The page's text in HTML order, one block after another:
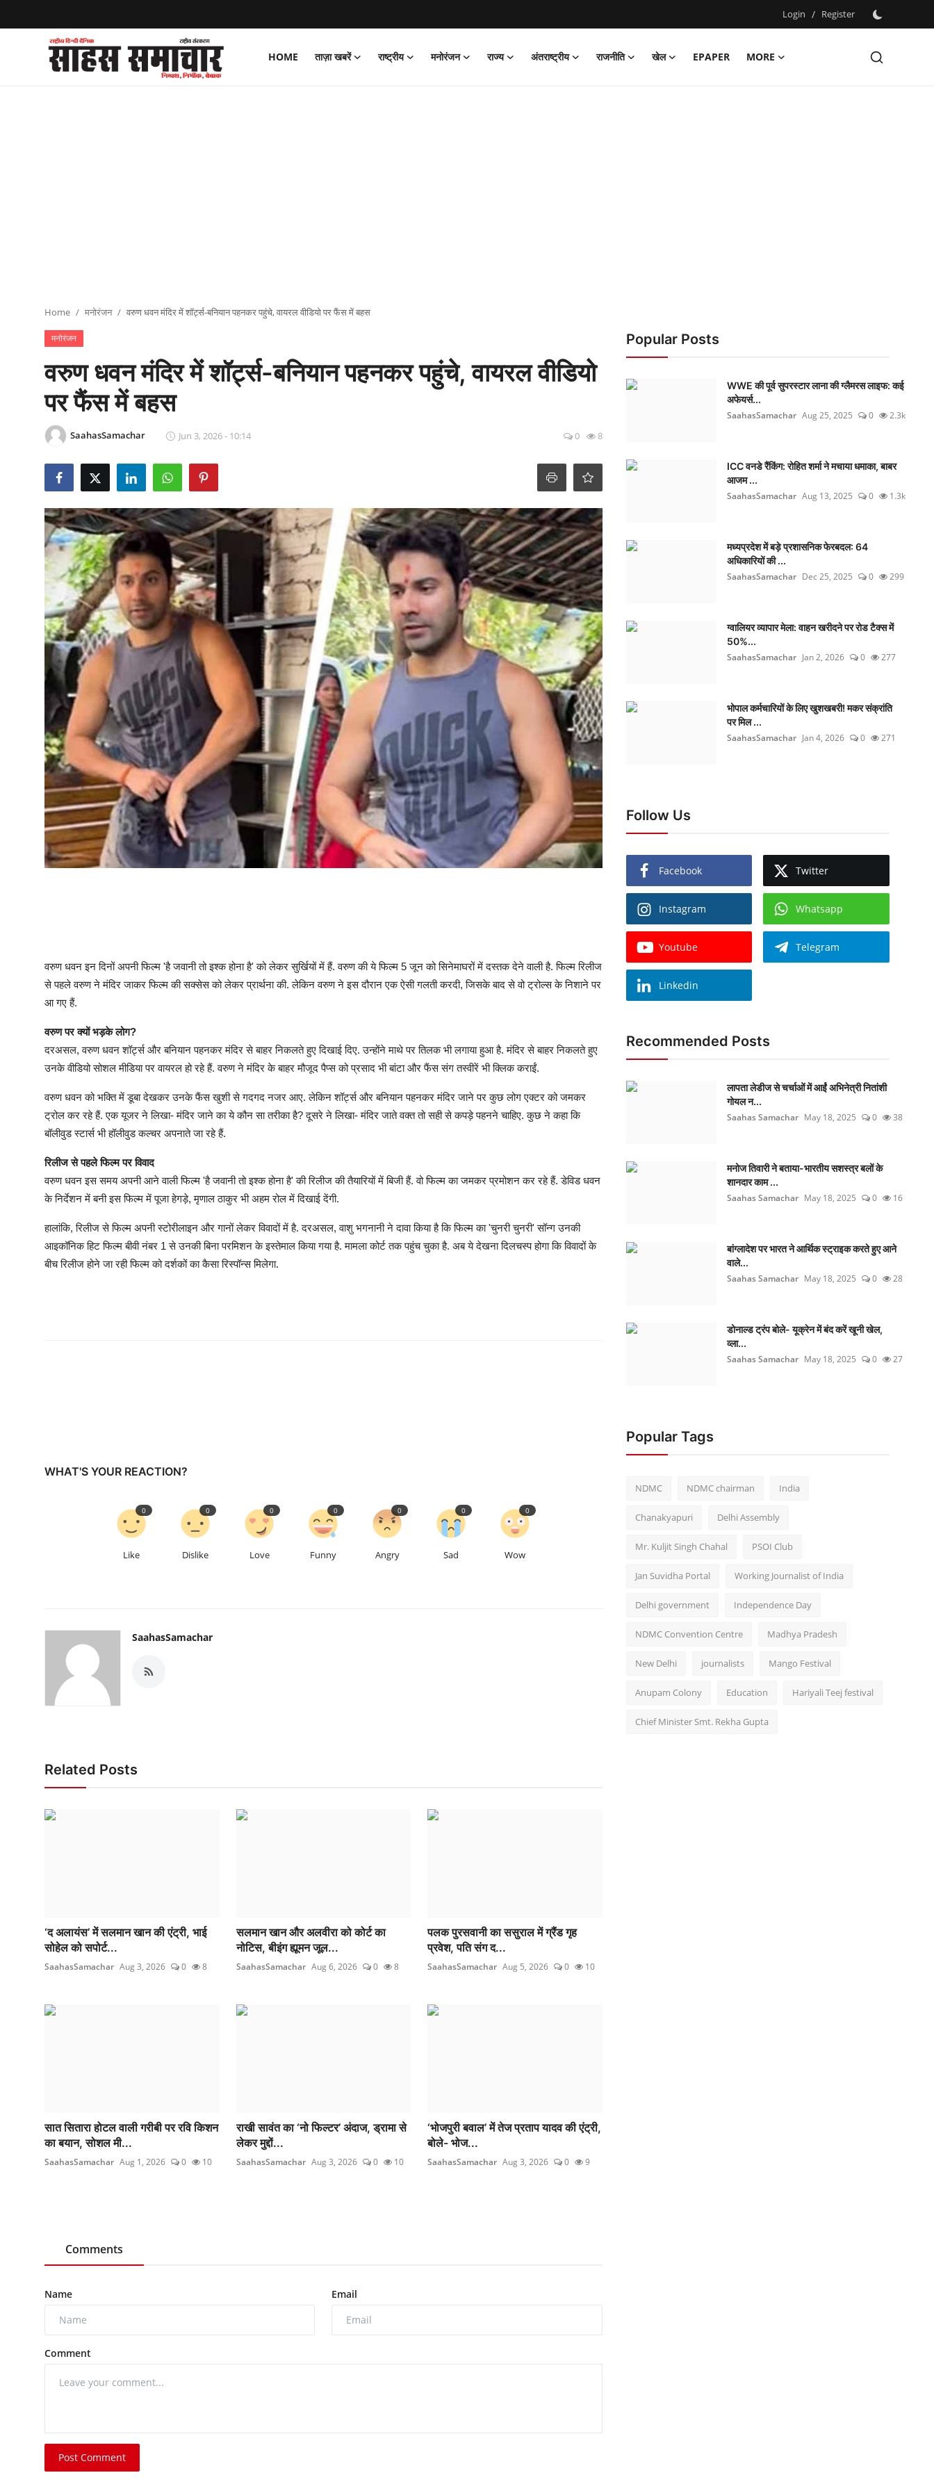
Login / Register
HOME ताज़ा खबरें राष्ट्रीय मनोरंजन राज्य अंतराष्ट्रीय राजनीति खेल EPAPER
MORE
Register
Home मनोरंजन वरुण धवन मंदिर में शॉर्ट्स-बनियान पहनकर पहुंचे, वायरल वीडियो पर फैंस में बहस
मनोरंजन
वरुण धवन मंदिर में शॉर्ट्स-बनियान पहनकर पहुंचे, वायरल वीडियो
पर फैंस में बहस
SaahasSamachar Jun 3, 2026 - 10:14 0 8
वरुण धवन इन दिनों अपनी फिल्म 'है जवानी तो इश्क होना है' को लेकर सुर्खियों में हैं. वरुण की ये फिल्म 5 जून को सिनेमाघरों में दस्तक देने वाली है. फिल्म रिलीज
से पहले वरुण ने मंदिर जाकर फिल्म की सक्सेस को लेकर प्रार्थना की. लेकिन वरुण ने इस दौरान एक ऐसी गलती करदी, जिसके बाद से वो ट्रोल्स के निशाने पर
आ गए हैं.
वरुण पर क्यों भड़के लोग?
दरअसल, वरुण धवन शॉर्ट्स और बनियान पहनकर मंदिर से बाहर निकलते हुए दिखाई दिए. उन्होंने माथे पर तिलक भी लगाया हुआ है. मंदिर से बाहर निकलते हुए
उनके वीडियो सोशल मीडिया पर वायरल हो रहे हैं. वरुण ने मंदिर के बाहर मौजूद पैप्स को प्रसाद भी बांटा और फैंस संग तस्वीरें भी क्लिक कराईं.
वरुण धवन को भक्ति में डूबा देखकर उनके फैंस खुशी से गदगद नजर आए. लेकिन शॉर्ट्स और बनियान पहनकर मंदिर जाने पर कुछ लोग एक्टर को जमकर
ट्रोल कर रहे हैं. एक यूजर ने लिखा- मंदिर जाने का ये कौन सा तरीका है? दूसरे ने लिखा- मंदिर जाते वक्त तो सही से कपड़े पहनने चाहिए. कुछ ने कहा कि
बॉलीवुड स्टार्स भी हॉलीवुड कल्चर अपनाते जा रहे हैं.
रिलीज से पहले फिल्म पर विवाद
वरुण धवन इस समय अपनी आने वाली फिल्म 'है जवानी तो इश्क होना है' की रिलीज की तैयारियों में बिजी हैं. वो फिल्म का जमकर प्रमोशन कर रहे हैं. डेविड धवन
के निर्देशन में बनी इस फिल्म में पूजा हेगड़े, मृणाल ठाकुर भी अहम रोल में दिखाई देंगी.
हालांकि, रिलीज से फिल्म अपनी स्टोरीलाइन और गानों लेकर विवादों में है. दरअसल, वाशु भगनानी ने दावा किया है कि फिल्म का 'चुनरी चुनरी' सॉन्ग उनकी
आइकॉनिक हिट फिल्म बीवी नंबर 1 से उनकी बिना परमिशन के इस्तेमाल किया गया है. मामला कोर्ट तक पहुंच चुका है. अब ये देखना दिलचस्प होगा कि विवादों के
बीच रिलीज होने जा रही फिल्म को दर्शकों का कैसा रिस्पॉन्स मिलेगा.
WHAT'S YOUR REACTION?
Like
0
Dislike
0
Love
0
Funny
0
Angry
0
Sad
0
Wow
0
SaahasSamachar
Related Posts
‘द अलायंस’ में सलमान खान की एंट्री, भाई
सोहेल को सपोर्ट...
SaahasSamachar Aug 3, 2026 0 8
सलमान खान और अलवीरा को कोर्ट का
नोटिस, बीइंग ह्यूमन जूल...
SaahasSamachar Aug 6, 2026 0 8
पलक पुरसवानी का ससुराल में ग्रैंड गृह
प्रवेश, पति संग द...
SaahasSamachar Aug 5, 2026 0 10
सात सितारा होटल वाली गरीबी पर रवि किशन
का बयान, सोशल मी...
SaahasSamachar Aug 1, 2026 0 10
राखी सावंत का ‘नो फिल्टर’ अंदाज, ड्रामा से
लेकर मुद्दों...
SaahasSamachar Aug 3, 2026 0 10
‘भोजपुरी बवाल’ में तेज प्रताप यादव की एंट्री,
बोले- भोज...
SaahasSamachar Aug 3, 2026 0 9
Comments
Name Email
Comment
Post Comment
Popular Posts
WWE की पूर्व सुपरस्टार लाना की ग्लैमरस लाइफ: कई
अफेयर्स...
SaahasSamachar Aug 25, 2025 0 2.3k
ICC वनडे रैंकिंग: रोहित शर्मा ने मचाया धमाका, बाबर
आजम ...
SaahasSamachar Aug 13, 2025 0 1.3k
मध्यप्रदेश में बड़े प्रशासनिक फेरबदल: 64
अधिकारियों की ...
SaahasSamachar Dec 25, 2025 0 299
ग्वालियर व्यापार मेला: वाहन खरीदने पर रोड टैक्स में
50%...
SaahasSamachar Jan 2, 2026 0 277
भोपाल कर्मचारियों के लिए खुशखबरी! मकर संक्रांति
पर मिल ...
SaahasSamachar Jan 4, 2026 0 271
Follow Us
Facebook Twitter
Instagram Whatsapp
Youtube Telegram
Linkedin
Recommended Posts
लापता लेडीज से चर्चाओं में आईं अभिनेत्री नितांशी
गोयल न...
Saahas Samachar May 18, 2025 0 38
मनोज तिवारी ने बताया-भारतीय सशस्त्र बलों के
शानदार काम ...
Saahas Samachar May 18, 2025 0 16
बांग्लादेश पर भारत ने आर्थिक स्ट्राइक करते हुए आने
वाले...
Saahas Samachar May 18, 2025 0 28
डोनाल्ड ट्रंप बोले- यूक्रेन में बंद करें खूनी खेल,
व्ला...
Saahas Samachar May 18, 2025 0 27
Popular Tags
NDMC NDMC chairman India
Chanakyapuri Delhi Assembly
Mr. Kuljit Singh Chahal PSOI Club
Jan Suvidha Portal Working Journalist of India
Delhi government Independence Day
NDMC Convention Centre Madhya Pradesh
New Delhi journalists Mango Festival
Anupam Colony Education Hariyali Teej festival
Chief Minister Smt. Rekha Gupta